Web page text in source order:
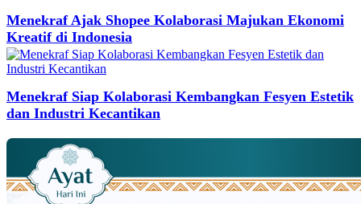
Menekraf Ajak Shopee Kolaborasi Majukan Ekonomi
Kreatif di Indonesia
Menekraf Siap Kolaborasi Kembangkan Fesyen Estetik
dan Industri Kecantikan